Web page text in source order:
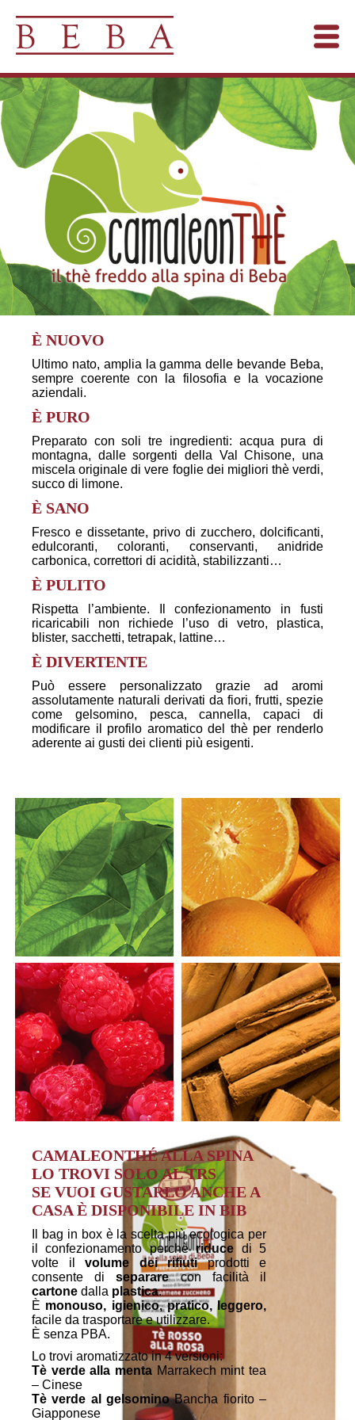
È NUOVO
Ultimo nato, amplia la gamma delle bevande Beba,
sempre coerente con la filosofia e la vocazione
aziendali.
È PURO
Preparato con soli tre ingredienti: acqua pura di
montagna, dalle sorgenti della Val Chisone, una
miscela originale di vere foglie dei migliori thè verdi,
succo di limone.
È SANO
Fresco e dissetante, privo di zucchero, dolcificanti,
edulcoranti, coloranti, conservanti, anidride
carbonica, correttori di acidità, stabilizzanti…
È PULITO
Rispetta l’ambiente. Il confezionamento in fusti
ricaricabili non richiede l’uso di vetro, plastica,
blister, sacchetti, tetrapak, lattine…
È DIVERTENTE
Può essere personalizzato grazie ad aromi
assolutamente naturali derivati da fiori, frutti, spezie
come gelsomino, pesca, cannella, capaci di
modificare il profilo aromatico del thè per renderlo
aderente ai gusti dei clienti più esigenti.
CAMALEONTHÉ ALLA SPINA
LO TROVI SOLO AL TRS
SE VUOI GUSTARLO ANCHE A
CASA È DISPONIBILE IN BIB
Il bag in box è la scelta più ecologica per
il confezionamento perchèriduce di 5
volte il volume dei rifiutiprodotti e
consente disepararecon facilità il
cartone dalla plastica.
È monouso, igienico, pratico, leggero,
facile da trasportare e utilizzare.
È senza PBA.
Lo trovi aromatizzato in 4 versioni:
Tè verde alla menta Marrakech mint tea
– Cinese
Tè verde al gelsominoBancha fiorito –
Giapponese